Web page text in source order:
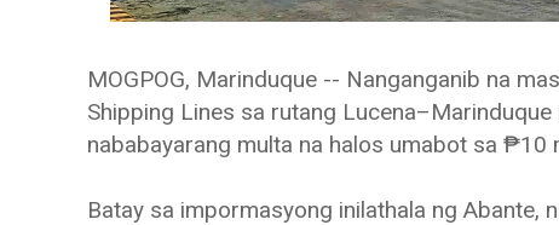
MOGPOG, Marinduque -- Nanganganib na
Shipping Lines sa rutang
nababayarang multa na halos umabot sa ₱10
Batay sa impormasyong inilathala ng Abante,